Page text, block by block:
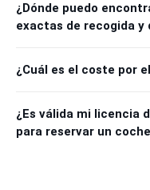
¿Dónde puedo
exactas de recogida y
¿Cuál es el coste por
¿Es válida mi licencia
para reservar un